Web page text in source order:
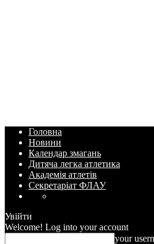
Головна
Новини
Календар змагань
Дитяча легка атлетика
Академія атлетів
Секретаріат ФЛАУ
Увійти
Welcome! Log into your account
your